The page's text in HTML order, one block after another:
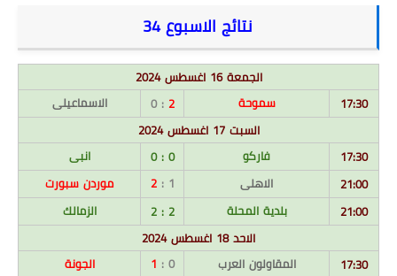
نتائج الاسبوع 34
الجمعة 16 اغسطس 2024
17:30
سموحة 2
: 0
الاسماعيلى
السبت 17 اغسطس 2024
17:30
فاركو 0 : 0
انبى
21:00
الاهلى 1 :
2
موردن سبورت
21:00
بلدية المحلة 2 : 2
الزمالك
الاحد 18 اغسطس 2024
17:30
المقاولون العرب 0 :
1
الجونة